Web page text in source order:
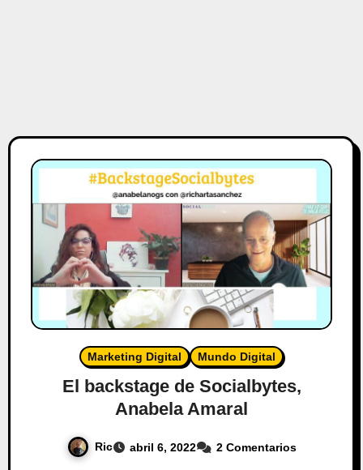
Marketing Digital Mundo Digital
El backstage de Socialbytes,
Anabela Amaral
Ric abril 6, 2022 2 Comentarios